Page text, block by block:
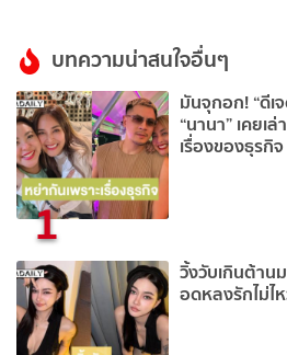
บทความน่าสนใจอื่นๆ
1
มันจุกอก! “ดีเ
“นานา” เคยเ
เรื่องของธุรกิจ
วิ้งวับเกินต้า
อดหลงรักไม่ไ